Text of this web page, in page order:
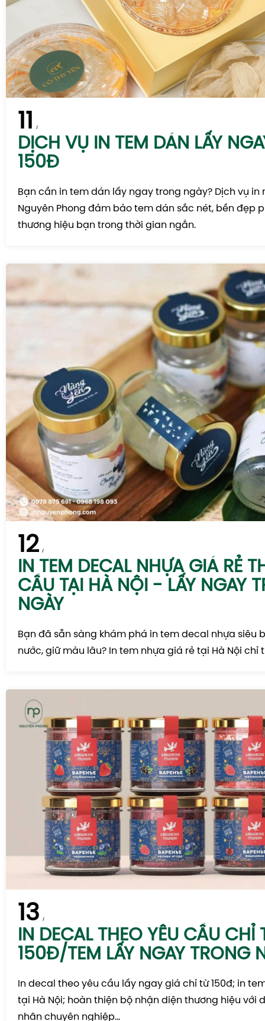
11
DỊCH VỤ IN TEM DÁN LẤY
150Đ
Bạn cần in tem dán lấy ngay trong ngày? Dịch vụ in
Nguyên Phong đảm bảo tem dán sắc nét, bền đẹp
thương hiệu bạn trong thời gian ngắn.
12
IN TEM DECAL NHỰA GIÁ RẺ
CẦU TẠI HÀ NỘI - LẤY NGAY
NGÀY
Bạn đã sẵn sàng khám phá in tem decal nhựa siêu
nước, giữ màu lâu? In tem nhựa giá rẻ tại Hà Nội chỉ
13
IN DECAL THEO YÊU CẦU CHỈ
150Đ/TEM LẤY NGAY TRONG
In decal theo yêu cầu lấy ngay giá chỉ từ 150đ; in
tại Hà Nội; hoàn thiện bộ nhận diện thương hiệu với
nhãn chuyên nghiệp...